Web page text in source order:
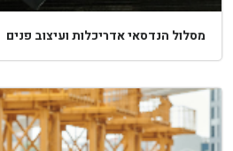
מסלול הנדסאי אדריכלות ועיצוב פנים